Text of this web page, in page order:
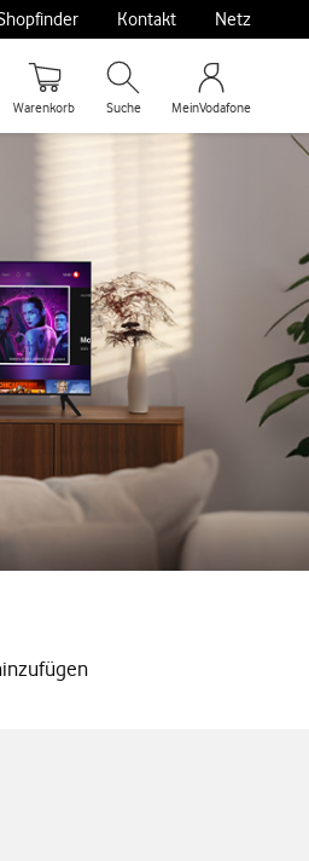
Kontakt Netz
Warenkorb Suche MeinVodafone